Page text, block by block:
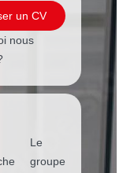
un CV
nous
Le
groupe